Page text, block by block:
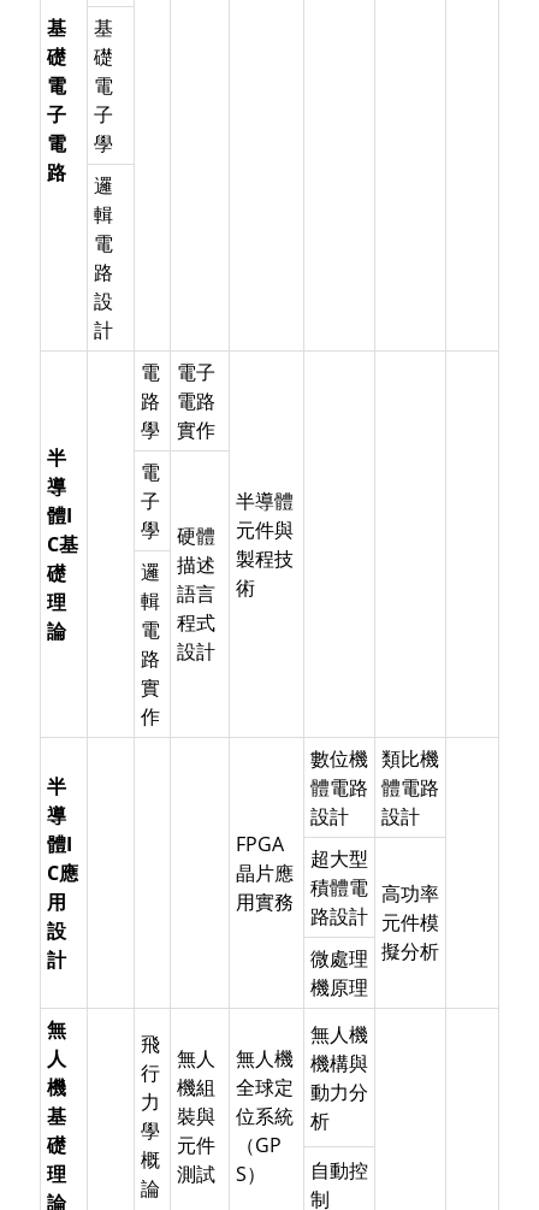
基
礎
電
子
電
路
基
礎
電
子
學
邏
輯
電
路
設
計
半
導
體I
C基
礎
理
論
電
路
學
電子
電路
實作
半導體
元件與
製程技
術
電
子
學
硬體
描述
語言
程式
設計
邏
輯
電
路
實
作
半
導
體I
C應
用
設
計
FPGA
晶片應
用實務
數位機
體電路
設計
類比機
體電路
設計
超大型
積體電
路設計
高功率
元件模
擬分析
微處理
機原理
無
人
機
基
礎
理
論
飛
行
力
學
概
論
無人
機組
裝與
元件
測試
無人機
全球定
位系統
（GP
S）
無人機
機構與
動力分
析
自動控
制